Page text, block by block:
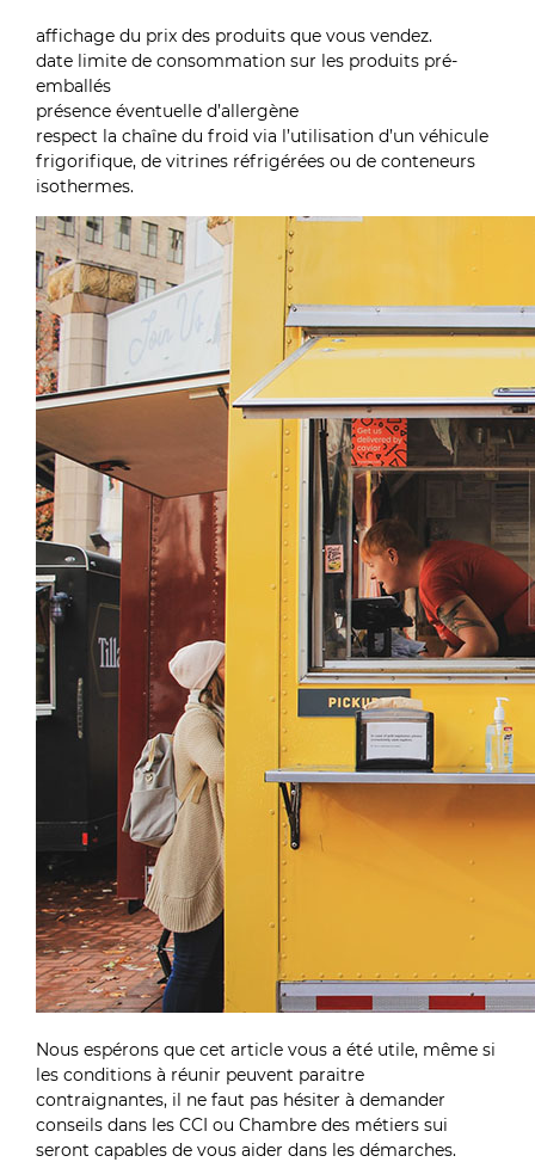
affichage du prix des produits que vous vendez.
date limite de consommation sur les produits pré-
emballés
présence éventuelle d’allergène
respect la chaîne du froid via l’utilisation d’un véhicule
frigorifique, de vitrines réfrigérées ou de conteneurs
isothermes.
Nous espérons que cet article vous a été utile, même si
les conditions à réunir peuvent paraitre
contraignantes, il ne faut pas hésiter à demander
conseils dans les CCI ou Chambre des métiers sui
seront capables de vous aider dans les démarches.